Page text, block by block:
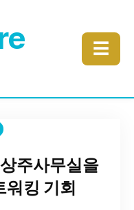
☰
주사무실을
워킹 기회